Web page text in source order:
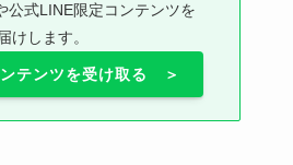
公式LINE限定コンテンツを
けします。
テンツを受け取る ＞